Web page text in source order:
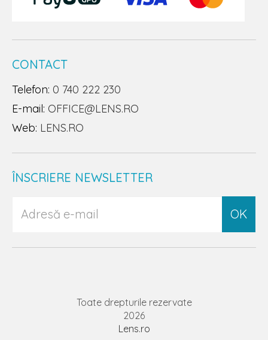
CONTACT
Telefon: 0 740 222 230
E-mail: OFFICE@LENS.RO
Web: LENS.RO
ÎNSCRIERE NEWSLETTER
OK
Toate drepturile rezervate
2026
Lens.ro